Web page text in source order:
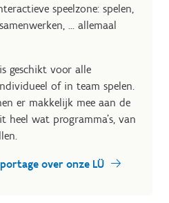
speelzone: spelen,
... allemaal
geschikt voor alle
of in team spelen.
er makkelijk mee aan de
heel wat programma's, van
over onze LÜ